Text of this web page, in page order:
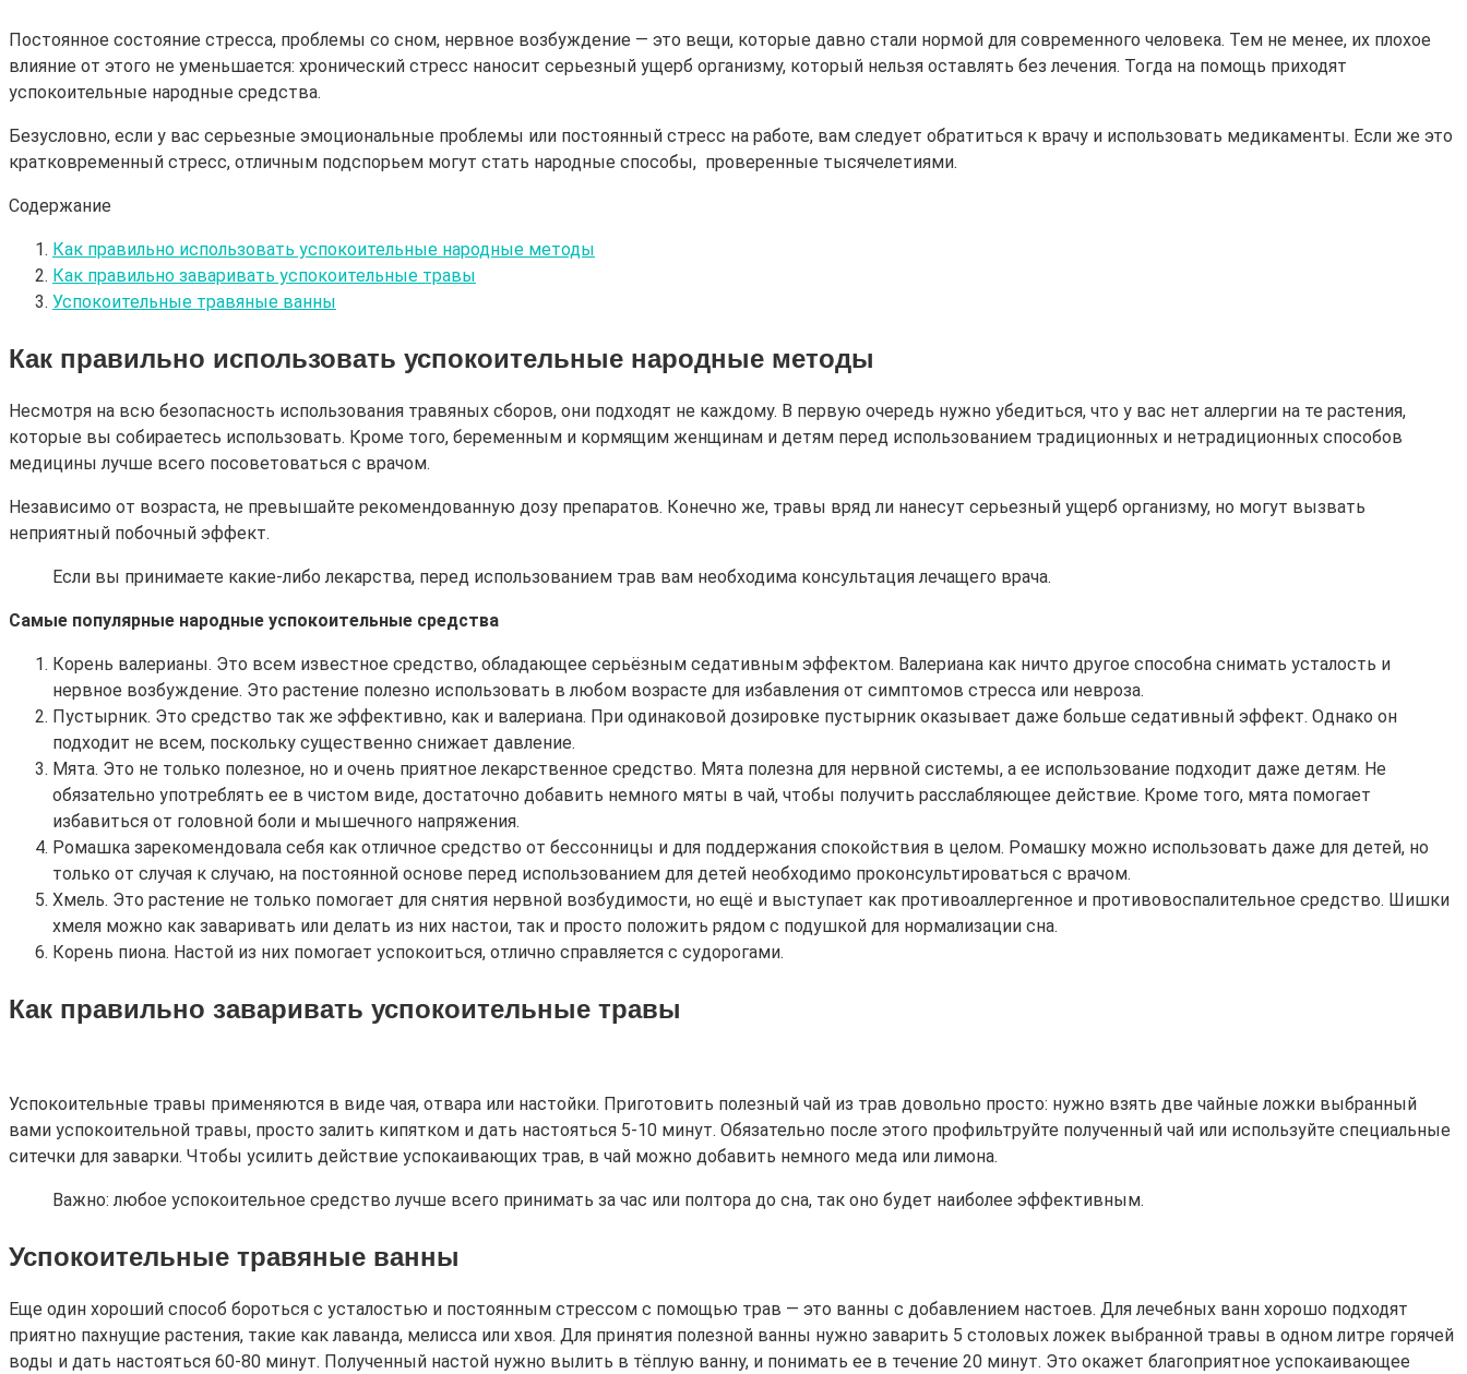
Постоянное состояние стресса, проблемы со сном, нервное возбуждение — это вещи, которые давно стали нормой для современного человека. Тем не менее, их плохое
влияние от этого не уменьшается: хронический стресс наносит серьезный ущерб организму, который нельзя оставлять без лечения. Тогда на помощь приходят
успокоительные народные средства.
Безусловно, если у вас серьезные эмоциональные проблемы или постоянный стресс на работе, вам следует обратиться к врачу и использовать медикаменты. Если же это
кратковременный стресс, отличным подспорьем могут стать народные способы, проверенные тысячелетиями.
Содержание
Как правильно использовать успокоительные народные методы
Как правильно заваривать успокоительные травы
Успокоительные травяные ванны
Как правильно использовать успокоительные народные методы
Несмотря на всю безопасность использования травяных сборов, они подходят не каждому. В первую очередь нужно убедиться, что у вас нет аллергии на те растения,
которые вы собираетесь использовать. Кроме того, беременным и кормящим женщинам и детям перед использованием традиционных и нетрадиционных способов
медицины лучше всего посоветоваться с врачом.
Независимо от возраста, не превышайте рекомендованную дозу препаратов. Конечно же, травы вряд ли нанесут серьезный ущерб организму, но могут вызвать
неприятный побочный эффект.
Если вы принимаете какие-либо лекарства, перед использованием трав вам необходима консультация лечащего врача.
Самые популярные народные успокоительные средства
Корень валерианы. Это всем известное средство, обладающее серьёзным седативным эффектом. Валериана как ничто другое способна снимать усталость и
нервное возбуждение. Это растение полезно использовать в любом возрасте для избавления от симптомов стресса или невроза.
Пустырник. Это средство так же эффективно, как и валериана. При одинаковой дозировке пустырник оказывает даже больше седативный эффект. Однако он
подходит не всем, поскольку существенно снижает давление.
Мята. Это не только полезное, но и очень приятное лекарственное средство. Мята полезна для нервной системы, а ее использование подходит даже детям. Не
обязательно употреблять ее в чистом виде, достаточно добавить немного мяты в чай, чтобы получить расслабляющее действие. Кроме того, мята помогает
избавиться от головной боли и мышечного напряжения.
Ромашка зарекомендовала себя как отличное средство от бессонницы и для поддержания спокойствия в целом. Ромашку можно использовать даже для детей, но
только от случая к случаю, на постоянной основе перед использованием для детей необходимо проконсультироваться с врачом.
Хмель. Это растение не только помогает для снятия нервной возбудимости, но ещё и выступает как противоаллергенное и противовоспалительное средство. Шишки
хмеля можно как заваривать или делать из них настои, так и просто положить рядом с подушкой для нормализации сна.
Корень пиона. Настой из них помогает успокоиться, отлично справляется с судорогами.
Как правильно заваривать успокоительные травы
Успокоительные травы применяются в виде чая, отвара или настойки. Приготовить полезный чай из трав довольно просто: нужно взять две чайные ложки выбранный
вами успокоительной травы, просто залить кипятком и дать настояться 5-10 минут. Обязательно после этого профильтруйте полученный чай или используйте специальные
ситечки для заварки. Чтобы усилить действие успокаивающих трав, в чай можно добавить немного меда или лимона.
Важно: любое успокоительное средство лучше всего принимать за час или полтора до сна, так оно будет наиболее эффективным.
Успокоительные травяные ванны
Еще один хороший способ бороться с усталостью и постоянным стрессом с помощью трав — это ванны с добавлением настоев. Для лечебных ванн хорошо подходят
приятно пахнущие растения, такие как лаванда, мелисса или хвоя. Для принятия полезной ванны нужно заварить 5 столовых ложек выбранной травы в одном литре горячей
воды и дать настояться 60-80 минут. Полученный настой нужно вылить в тёплую ванну, и понимать ее в течение 20 минут. Это окажет благоприятное успокаивающее